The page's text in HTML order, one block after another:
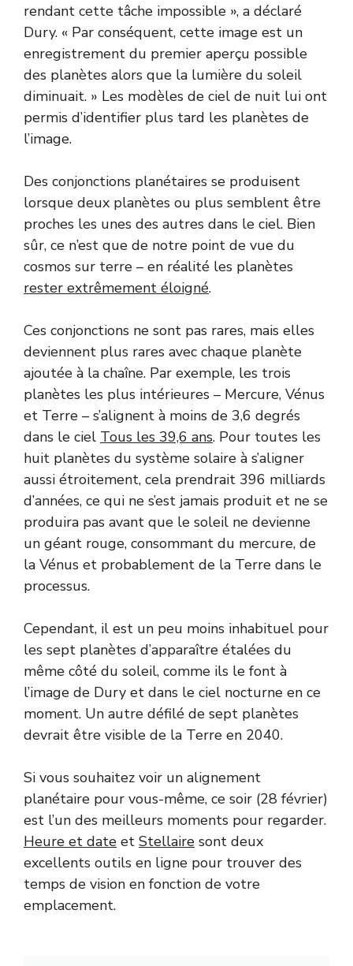
rendant cette tâche impossible », a déclaré
Dury. « Par conséquent, cette image est un
enregistrement du premier aperçu possible
des planètes alors que la lumière du soleil
diminuait. » Les modèles de ciel de nuit lui ont
permis d’identifier plus tard les planètes de
l’image.
Des conjonctions planétaires se produisent
lorsque deux planètes ou plus semblent être
proches les unes des autres dans le ciel. Bien
sûr, ce n’est que de notre point de vue du
cosmos sur terre – en réalité les planètes
rester extrêmement éloigné.
Ces conjonctions ne sont pas rares, mais elles
deviennent plus rares avec chaque planète
ajoutée à la chaîne. Par exemple, les trois
planètes les plus intérieures – Mercure, Vénus
et Terre – s’alignent à moins de 3,6 degrés
dans le ciel Tous les 39,6 ans. Pour toutes les
huit planètes du système solaire à s’aligner
aussi étroitement, cela prendrait 396 milliards
d’années, ce qui ne s’est jamais produit et ne se
produira pas avant que le soleil ne devienne
un géant rouge, consommant du mercure, de
la Vénus et probablement de la Terre dans le
processus.
Cependant, il est un peu moins inhabituel pour
les sept planètes d’apparaître étalées du
même côté du soleil, comme ils le font à
l’image de Dury et dans le ciel nocturne en ce
moment. Un autre défilé de sept planètes
devrait être visible de la Terre en 2040.
Si vous souhaitez voir un alignement
planétaire pour vous-même, ce soir (28 février)
est l’un des meilleurs moments pour regarder.
Heure et date et Stellaire sont deux
excellents outils en ligne pour trouver des
temps de vision en fonction de votre
emplacement.